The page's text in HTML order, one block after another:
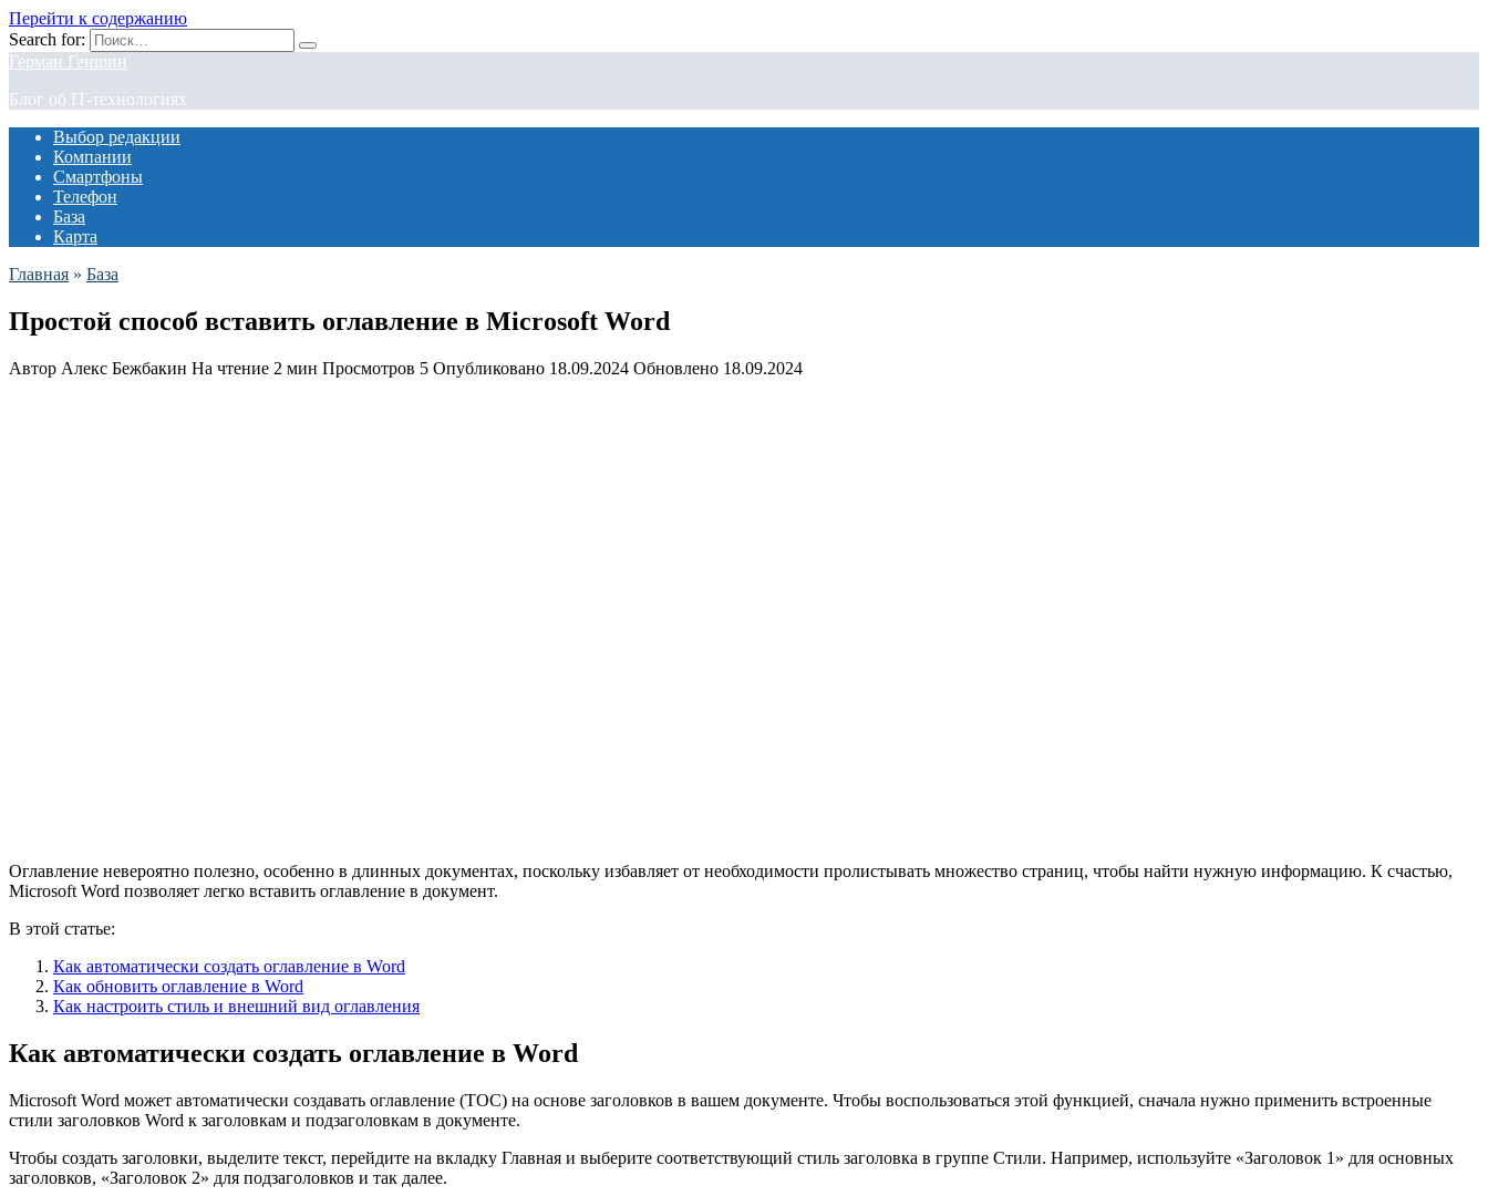
Перейти к содержанию
Search for:
Герман Геншин
Блог об IT-технологиях
Выбор редакции
Компании
Смартфоны
Телефон
База
Карта
Главная » База
Простой способ вставить оглавление в Microsoft Word
Автор Алекс Бежбакин На чтение 2 мин Просмотров 5 Опубликовано 18.09.2024 Обновлено 18.09.2024
Оглавление невероятно полезно, особенно в длинных документах, поскольку избавляет от необходимости пролистывать множество страниц, чтобы найти нужную информацию. К счастью,
Microsoft Word позволяет легко вставить оглавление в документ.
В этой статье:
Как автоматически создать оглавление в Word
Как обновить оглавление в Word
Как настроить стиль и внешний вид оглавления
Как автоматически создать оглавление в Word
Microsoft Word может автоматически создавать оглавление (TOC) на основе заголовков в вашем документе. Чтобы воспользоваться этой функцией, сначала нужно применить встроенные
стили заголовков Word к заголовкам и подзаголовкам в документе.
Чтобы создать заголовки, выделите текст, перейдите на вкладку Главная и выберите соответствующий стиль заголовка в группе Стили. Например, используйте «Заголовок 1» для основных
заголовков, «Заголовок 2» для подзаголовков и так далее.